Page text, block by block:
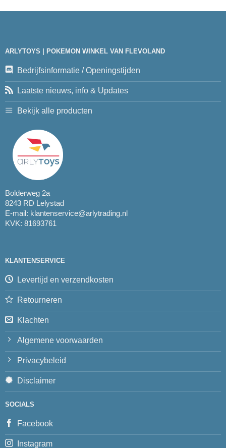
ARLYTOYS | POKEMON WINKEL VAN FLEVOLAND
Bedrijfsinformatie / Openingstijden
Laatste nieuws, info & Updates
Bekijk alle producten
Bolderweg 2a
8243 RD Lelystad
E-mail: klantenservice@arlytrading.nl
KVK: 81693761
KLANTENSERVICE
Levertijd en verzendkosten
Retourneren
Klachten
Algemene voorwaarden
Privacybeleid
Disclaimer
SOCIALS
Facebook
Instagram